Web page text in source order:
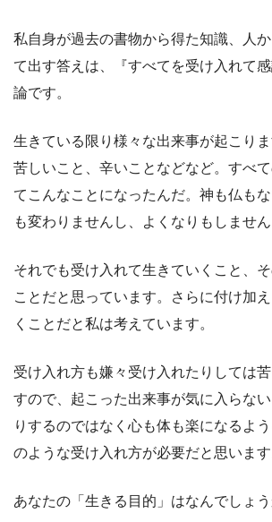
私自身が過去の書物から得た知識、人
て出す答えは、『すべてを受け入れて
論です。
生きている限り様々な出来事が起こりま
苦しいこと、辛いことなどなど。すべ
てこんなことになったんだ。神も仏も
も変わりませんし、よくなりもしません
それでも受け入れて生きていくこと、
ことだと思っています。さらに付け加
くことだと私は考えています。
受け入れ方も嫌々受け入れたりしては
すので、起こった出来事が気に入らな
りするのではなく心も体も楽になるよ
のような受け入れ方が必要だと思います
あなたの「生きる目的」はなんでしょう